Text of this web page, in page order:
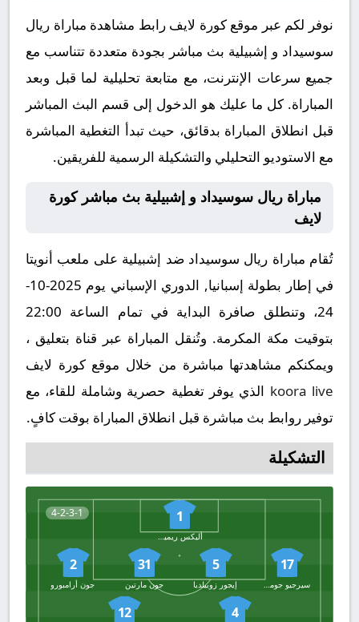
نوفر لكم عبر موقع كورة لايف رابط مشاهدة مباراة ريال
سوسيداد و إشبيلية بث مباشر بجودة متعددة تتناسب مع
جميع سرعات الإنترنت، مع متابعة تحليلية لما قبل وبعد
المباراة. كل ما عليك هو الدخول إلى قسم البث المباشر
قبل انطلاق المباراة بدقائق، حيث تبدأ التغطية المباشرة
مع الاستوديو التحليلي والتشكيلة الرسمية للفريقين.
مباراة ريال سوسيداد و إشبيلية بث مباشر كورة
لايف
تُقام مباراة ريال سوسيداد ضد إشبيلية على ملعب أنويتا
في إطار بطولة إسبانيا, الدوري الإسباني يوم 2025-10-
24، وتنطلق صافرة البداية في تمام الساعة 22:00
بتوقيت مكة المكرمة. وتُنقل المباراة عبر قناة بتعليق ،
ويمكنكم مشاهدتها مباشرة من خلال موقع كورة لايف
koora live الذي يوفر تغطية حصرية وشاملة للقاء، مع
توفير روابط بث مباشرة قبل انطلاق المباراة بوقت كافٍ.
التشكيلة
4-2-3-1 1
أليكس ريميرو
17
سيرجيو جوميز
5
إيجور زوبيلديا
31
جون مارتين
2
جون أرامبورو
4
12